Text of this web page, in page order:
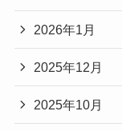
2026年1月
2025年12月
2025年10月